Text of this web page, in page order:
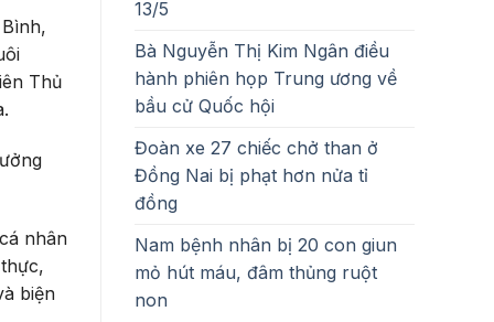
Thủ
nhân
biện
13/5
Bà Nguyễn Thị Kim Ngân điều
hành phiên họp Trung ương về
bầu cử Quốc hội
Đoàn xe 27 chiếc chở than ở
Đồng Nai bị phạt hơn nửa tỉ
đồng
Nam bệnh nhân bị 20 con giun
mỏ hút máu, đâm thủng ruột
non